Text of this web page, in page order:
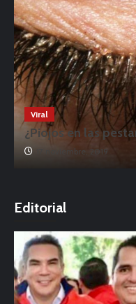
Viral
¿Piojos en las
17 noviembre, 2019
Editorial